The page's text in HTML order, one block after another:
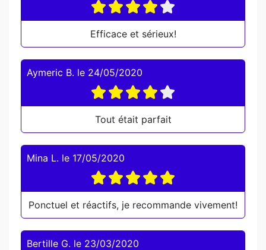
Efficace et sérieux!
Aymeric B. le 24/05/2020
Tout était parfait
Mina L. le 17/05/2020
Ponctuel et réactifs, je recommande vivement!
Bertille G. le 23/03/2020